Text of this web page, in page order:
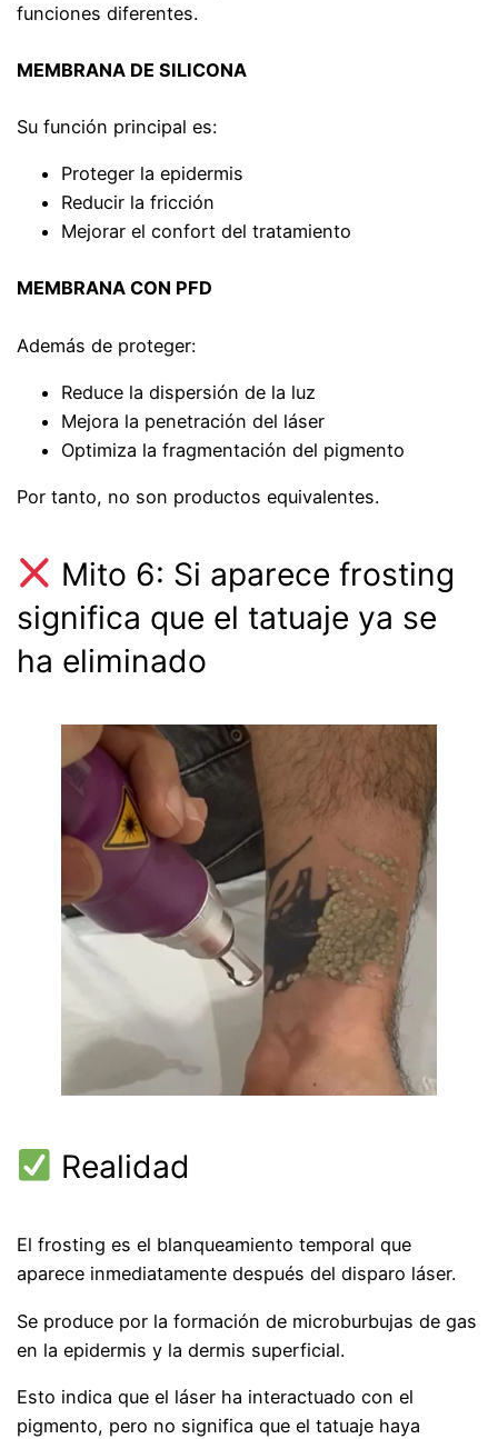
funciones diferentes.
MEMBRANA DE SILICONA
Su función principal es:
Proteger la epidermis
Reducir la fricción
Mejorar el confort del tratamiento
MEMBRANA CON PFD
Además de proteger:
Reduce la dispersión de la luz
Mejora la penetración del láser
Optimiza la fragmentación del pigmento
Por tanto, no son productos equivalentes.
Mito 6: Si aparece frosting
significa que el tatuaje ya se
ha eliminado
Realidad
El frosting es el blanqueamiento temporal que
aparece inmediatamente después del disparo láser.
Se produce por la formación de microburbujas de gas
en la epidermis y la dermis superficial.
Esto indica que el láser ha interactuado con el
pigmento, pero no significa que el tatuaje haya